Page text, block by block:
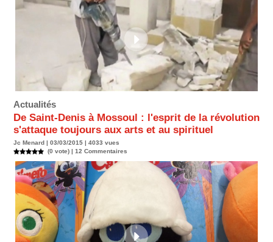
Actualités
De Saint-Denis à Mossoul : l'esprit de la révolution
s'attaque toujours aux arts et au spirituel
Jc Menard | 03/03/2015 | 4033 vues
(0 vote) | 12 Commentaires